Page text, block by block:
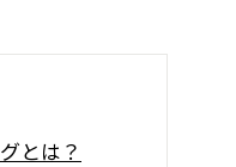
とは？